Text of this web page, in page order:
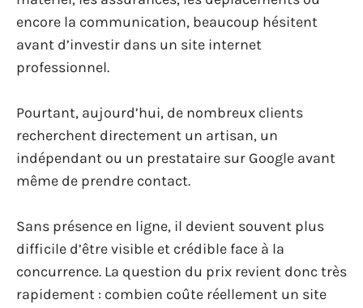
encore la communication, beaucoup hésitent
avant d’investir dans un site internet
professionnel.
Pourtant, aujourd’hui, de nombreux clients
recherchent directement un artisan, un
indépendant ou un prestataire sur Google avant
même de prendre contact.
Sans présence en ligne, il devient souvent plus
difficile d’être visible et crédible face à la
concurrence. La question du prix revient donc très
rapidement : combien coûte réellement un site